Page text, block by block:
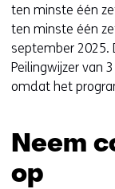
ten minste één
ten minste één
september 2025.
Peilingwijzer van
omdat het
Neem
op